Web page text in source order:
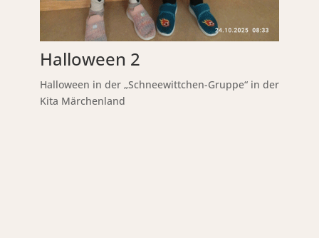
Halloween 2
Halloween in der „Schneewittchen-Gruppe“ in der
Kita Märchenland